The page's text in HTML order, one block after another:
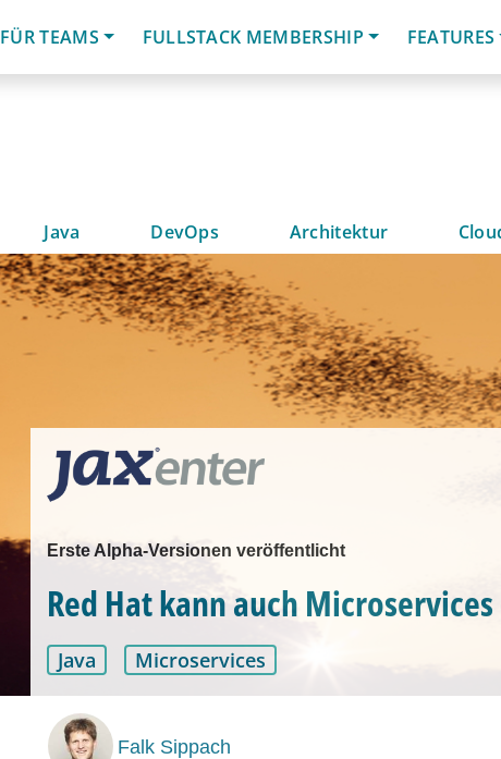
FÜR TEAMS
FULLSTACK MEMBERSHIP FEATURES
Java DevOps Architektur
Erste Alpha-Versionen veröffentlicht
Red Hat kann auch
Java Microservices
Falk Sippach